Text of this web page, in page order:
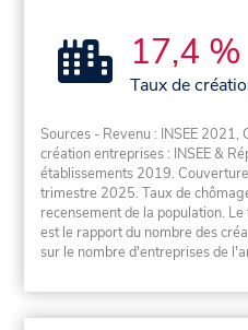
17,4 %
Taux de
Sources - Revenu : INSEE 2021,
création entreprises : INSEE &
établissements 2019.
trimestre 2025. Taux de
recensement de la population.
est le rapport du nombre des
sur le nombre d'entreprises de